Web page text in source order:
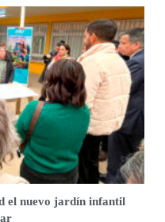
el nuevo jardín infantil